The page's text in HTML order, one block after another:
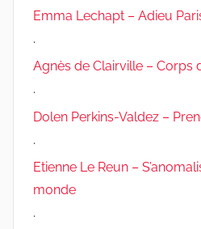
Emma Lechapt – Adieu
.
Agnès de Clairville – Corps
.
Dolen Perkins-Valdez –
.
Etienne Le Reun –
monde
.